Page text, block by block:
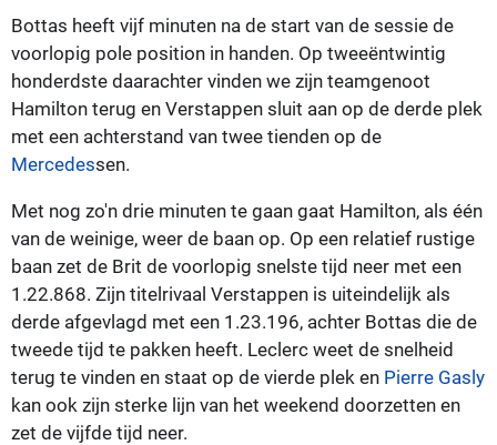
Bottas heeft vijf minuten na de start van de sessie de
voorlopig pole position in handen. Op tweeëntwintig
honderdste daarachter vinden we zijn teamgenoot
Hamilton terug en Verstappen sluit aan op de derde plek
met een achterstand van twee tienden op de
Mercedessen.
Met nog zo'n drie minuten te gaan gaat Hamilton, als één
van de weinige, weer de baan op. Op een relatief rustige
baan zet de Brit de voorlopig snelste tijd neer met een
1.22.868. Zijn titelrivaal Verstappen is uiteindelijk als
derde afgevlagd met een 1.23.196, achter Bottas die de
tweede tijd te pakken heeft. Leclerc weet de snelheid
terug te vinden en staat op de vierde plek en Pierre Gasly
kan ook zijn sterke lijn van het weekend doorzetten en
zet de vijfde tijd neer.